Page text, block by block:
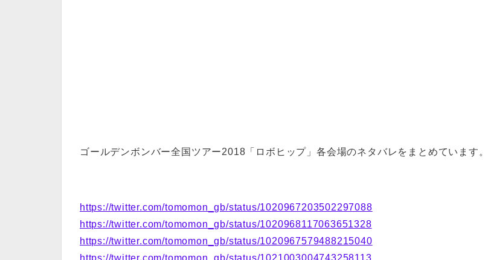
ゴールデンボンバー全国ツアー2018「ロボヒップ」各会場のネタバレをまとめています。
https://twitter.com/tomomon_gb/status/1020967203502297088
https://twitter.com/tomomon_gb/status/1020968117063651328
https://twitter.com/tomomon_gb/status/1020967579488215040
https://twitter.com/tomomon_gb/status/1021003004743258113